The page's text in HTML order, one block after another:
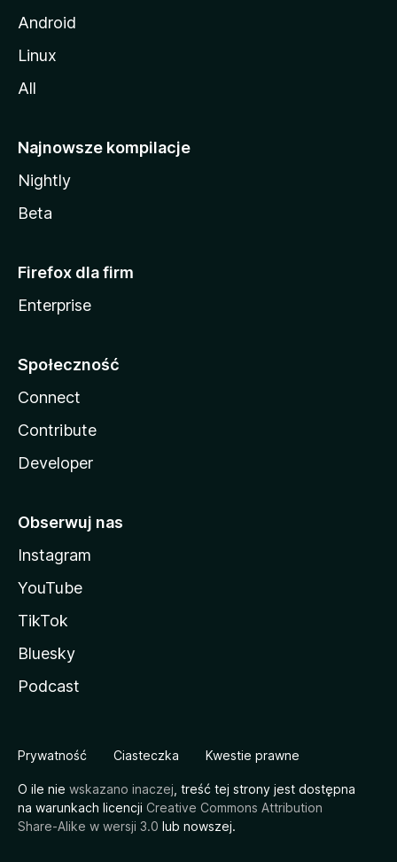
Android
Linux
All
Najnowsze kompilacje
Nightly
Beta
Firefox dla firm
Enterprise
Społeczność
Connect
Contribute
Developer
Obserwuj nas
Instagram
YouTube
TikTok
Bluesky
Podcast
Prywatność Ciasteczka Kwestie prawne
O ile nie wskazano inaczej , treść tej strony jest dostępna
na warunkach licencji Creative Commons Attribution
Share-Alike w wersji 3.0 lub nowszej.